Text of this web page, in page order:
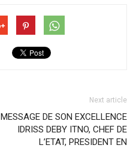
Next article
MESSAGE DE SON EXCELLENCE
IDRISS DEBY ITNO, CHEF DE
L’ETAT, PRESIDENT EN